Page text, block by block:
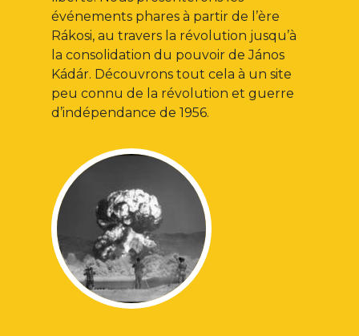
événements phares à partir de l’ère
Rákosi, au travers la révolution jusqu’à
la consolidation du pouvoir de János
Kádár. Découvrons tout cela à un site
peu connu de la révolution et guerre
d’indépendance de 1956.